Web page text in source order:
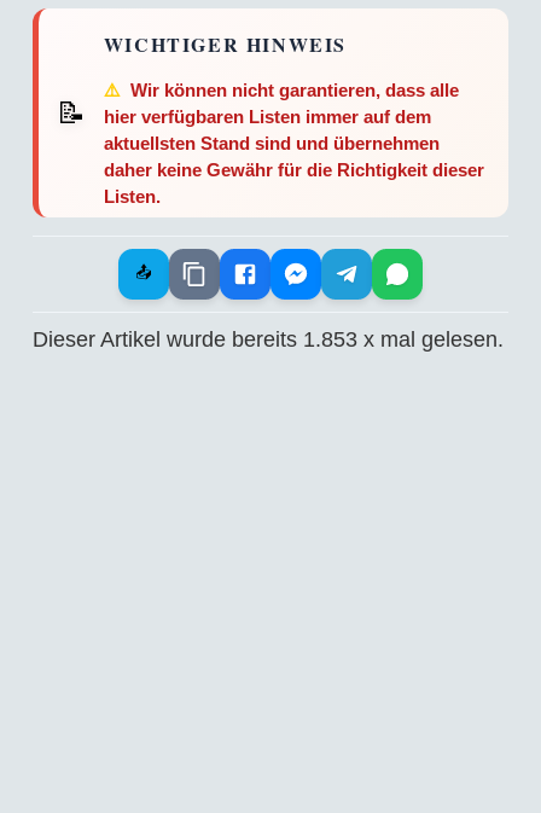
📝
WICHTIGER HINWEIS
⚠️ Wir können nicht garantieren, dass alle
hier verfügbaren Listen immer auf dem
aktuellsten Stand sind und übernehmen
daher keine Gewähr für die Richtigkeit dieser
Listen.
📤
Dieser Artikel wurde bereits 1.853 x mal gelesen.